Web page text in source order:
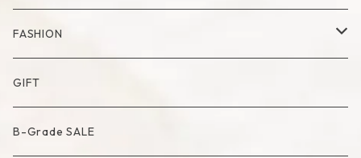
Bowl
Cutlery
Compote・Cake Stand
Artificial Flower
Artificial Bouquet
Candle
Candle Accessory
Accessory Case
Lamp
Object
Towel
Mat
FASHION
Bag
Socks
GIFT
B-Grade SALE